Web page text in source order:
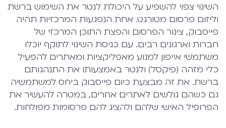
השינוי צפוי להשפיע על היכולת לנטר את השימוש ברשת
וליזום פרסום מטורגט. אחת הנפגעות המרכזיות תהיה
פייסבוק, צינור הפרסום והפצת התוכן המרכזי של
חברות וארגונים רבים. עם כניסת השינוי לתוקף יוכלו
משתמשי אייפון למנוע מאפליקציות ומאתרים להפעיל
כלי מזהה (פיקסל) ולנטר באמצעותו את התנהגותם
ברשת. את זה מבצעת כיום פייסבוק ביחס למשתמשיה
גם כשהם גולשים לאתרים אחרים, במטרה להעשיר את
הפרופיל האישי שלהם ולהציג להם פרסומות מפולחות.